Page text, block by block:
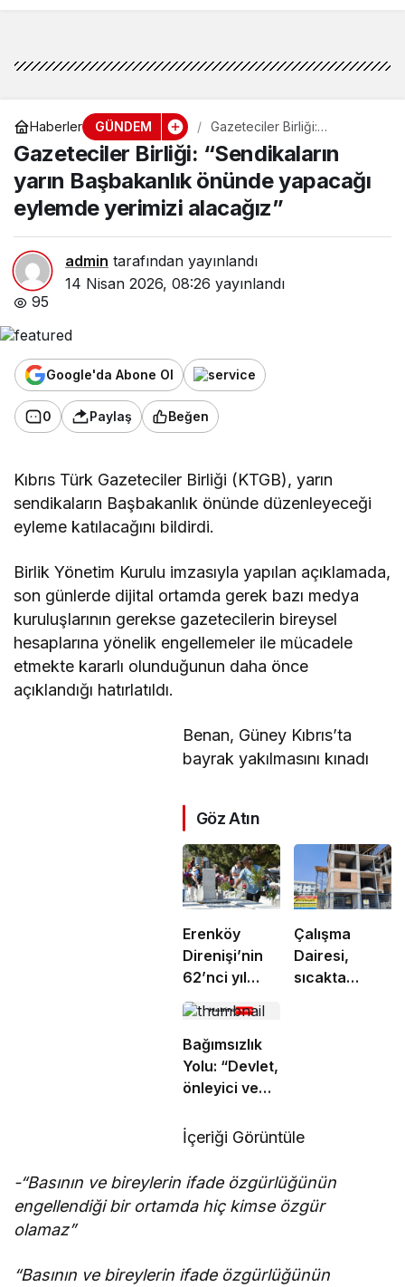
Haberler GÜNDEM
Gazeteciler Birliği:
“Sendikaların yarın
Başbakanlık önünde
yapacağı eylemde yerimizi
alacağız”
Gazeteciler Birliği: “Sendikaların
yarın Başbakanlık önünde yapacağı
eylemde yerimizi alacağız”
admin tarafından yayınlandı
14 Nisan 2026, 08:26 yayınlandı
95
Google'da Abone Ol
0 Paylaş Beğen
Kıbrıs Türk Gazeteciler Birliği (KTGB), yarın
sendikaların Başbakanlık önünde düzenleyeceği
eyleme katılacağını bildirdi.
Birlik Yönetim Kurulu imzasıyla yapılan açıklamada,
son günlerde dijital ortamda gerek bazı medya
kuruluşlarının gerekse gazetecilerin bireysel
hesaplarına yönelik engellemeler ile mücadele
etmekte kararlı olunduğunun daha önce
açıklandığı hatırlatıldı.
Benan, Güney Kıbrıs’ta
bayrak yakılmasını kınadı
Göz Atın
Erenköy
Direnişi’nin
62’nci yıl
dönümünde
şehitler
törenle anıldı
Çalışma
Dairesi,
sıcakta
Bağımsızlık
Yolu: “Devlet,
önleyici ve
sorumluluklarını
yerine
getirmeli”
İçeriği Görüntüle
-“Basının ve bireylerin ifade özgürlüğünün
engellendiği bir ortamda hiç kimse özgür
olamaz”
“Basının ve bireylerin ifade özgürlüğünün